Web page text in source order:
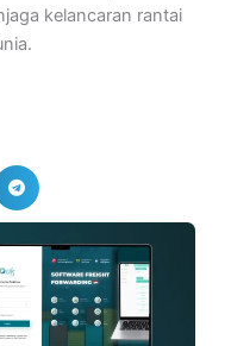
kelancaran rantai